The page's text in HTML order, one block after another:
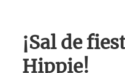
¡Sal de
Hippie!